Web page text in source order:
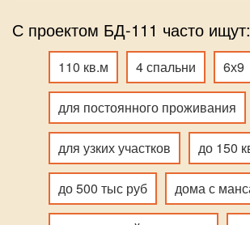
С проектом БД-111 часто ищут:
110 кв.м 4 спальни 6х9
для постоянного проживания
для узких участков до 150
до 500 тыс руб дома с